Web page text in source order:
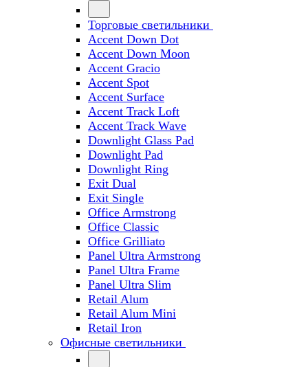
Торговые светильники
Accent Down Dot
Accent Down Moon
Accent Gracio
Accent Spot
Accent Surface
Accent Track Loft
Accent Track Wave
Downlight Glass Pad
Downlight Pad
Downlight Ring
Exit Dual
Exit Single
Office Armstrong
Office Classic
Office Grilliato
Panel Ultra Armstrong
Panel Ultra Frame
Panel Ultra Slim
Retail Alum
Retail Alum Mini
Retail Iron
Офисные светильники